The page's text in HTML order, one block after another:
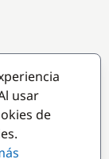
usar
de